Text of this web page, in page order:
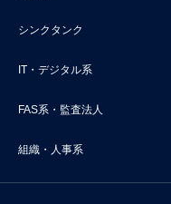
シンクタンク
IT・デジタル系
FAS系・監査法人
組織・人事系